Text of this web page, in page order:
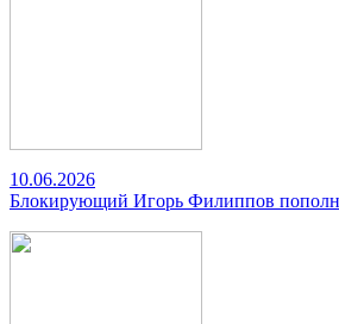
10.06.2026
Блокирующий Игорь Филиппов